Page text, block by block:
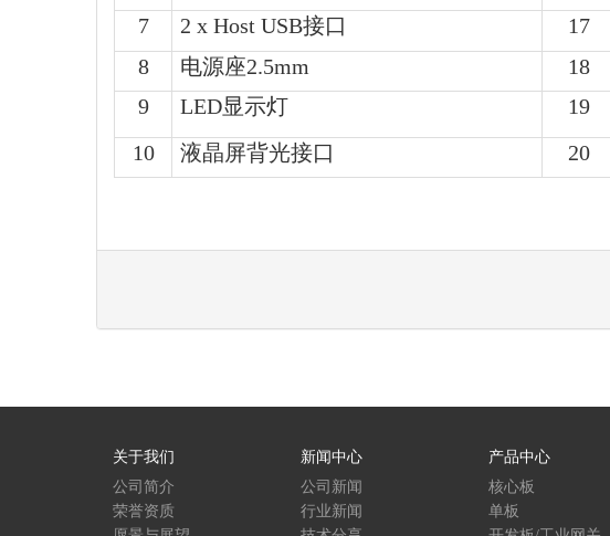
7
2 x Host USB接口 17
8
电源座2.5mm 18
9
LED显示灯 19
10
液晶屏背光接口 20
关于我们
公司简介
荣誉资质
新闻中心
公司新闻
行业新闻
产品中心
核心板
单板